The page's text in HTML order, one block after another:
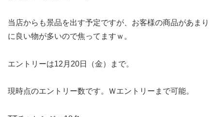
当店からも景品を出す予定ですが、お客様の商品があまり
に良い物が多いので焦ってますｗ。
エントリーは12月20日（金）まで。
現時点のエントリー数です。Ｗエントリーまで可能。